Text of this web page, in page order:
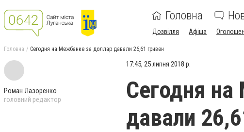
Головна
Дозвілля Афіша
Головна Сегодня на Межбанке за доллар давали 26,61 гривен
Роман Лазоренко
головний редактор
17:45, 25 липня 2018 р.
Сегодня
давали